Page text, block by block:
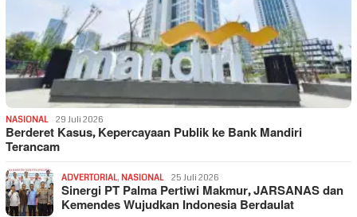
NASIONAL 29 Juli 2026
Berderet Kasus, Kepercayaan Publik ke Bank Mandiri
Terancam
ADVERTORIAL, NASIONAL 25 Juli 2026
Sinergi PT Palma Pertiwi Makmur, JARSANAS dan
Kemendes Wujudkan Indonesia Berdaulat